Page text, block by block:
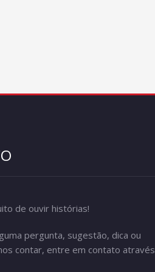
de ouvir histórias!
pergunta, sugestão, dica ou
contar, entre em contato através